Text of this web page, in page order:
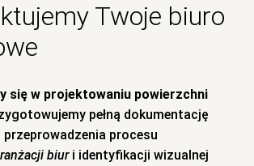
Twoje biuro
się w projektowaniu powierzchni
pełną dokumentację
procesu
biuri identyfikacji wizualnej